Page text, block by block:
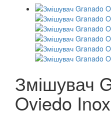
Змішувач
Oviedo Inox